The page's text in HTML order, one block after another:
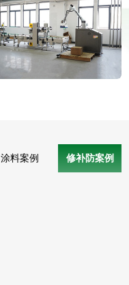
涂料案例 修补防案例